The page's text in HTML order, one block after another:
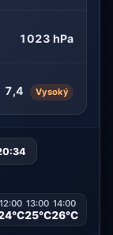
1023 hPa
7,4 Vysoký
12:00 13:00
25°C
14:00
26°C